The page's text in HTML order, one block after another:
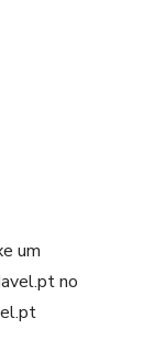
um
no